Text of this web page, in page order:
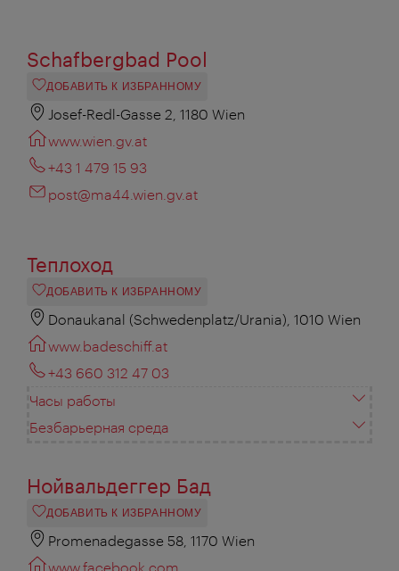
Schafbergbad Pool
ДОБАВИТЬ К ИЗБРАННОМУ
Josef-Redl-Gasse 2, 1180 Wien
www.wien.gv.at
+43 1 479 15 93
post@ma44.wien.gv.at
Теплоход
ДОБАВИТЬ К ИЗБРАННОМУ
Donaukanal (Schwedenplatz/Urania), 1010 Wien
www.badeschiff.at
+43 660 312 47 03
Часы работы
Безбарьерная среда
Нойвальдеггер Бад
ДОБАВИТЬ К ИЗБРАННОМУ
Promenadegasse 58, 1170 Wien
www.facebook.com